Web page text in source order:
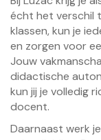
écht het verschil
klassen, kun je
en zorgen voor
Jouw
didactische
kun jij je volledig
docent.
Daarnaast werk